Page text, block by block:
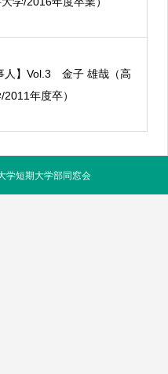
人】Vol.3 金子 雄哉（高
年度卒）
学短期大学部同窓会